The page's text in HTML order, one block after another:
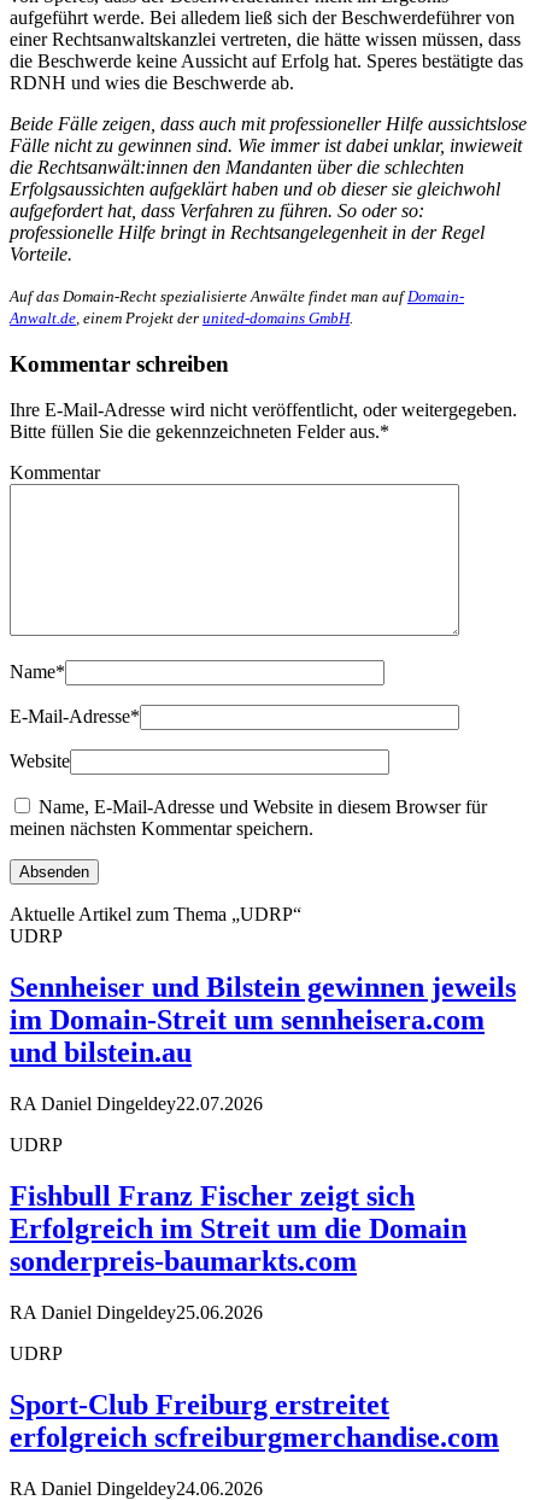
aufgeführt werde. Bei alledem ließ sich der Beschwerdeführer von
einer Rechtsanwaltskanzlei vertreten, die hätte wissen müssen, dass
die Beschwerde keine Aussicht auf Erfolg hat. Speres bestätigte das
RDNH und wies die Beschwerde ab.
Beide Fälle zeigen, dass auch mit professioneller Hilfe aussichtslose
Fälle nicht zu gewinnen sind. Wie immer ist dabei unklar, inwieweit
die Rechtsanwält:innen den Mandanten über die schlechten
Erfolgsaussichten aufgeklärt haben und ob dieser sie gleichwohl
aufgefordert hat, dass Verfahren zu führen. So oder so:
professionelle Hilfe bringt in Rechtsangelegenheit in der Regel
Vorteile.
Auf das Domain-Recht spezialisierte Anwälte findet man auf Domain-
Anwalt.de , einem Projekt der united-domains GmbH.
Kommentar schreiben
Ihre E-Mail-Adresse wird nicht veröffentlicht, oder weitergegeben.
Bitte füllen Sie die gekennzeichneten Felder aus.*
Kommentar
Name*
E-Mail-Adresse*
Website
Name, E-Mail-Adresse und Website in diesem Browser für
meinen nächsten Kommentar speichern.
Aktuelle Artikel zum Thema „UDRP“
UDRP
Sennheiser und Bilstein gewinnen jeweils
im Domain-Streit um sennheisera.com
und bilstein.au
RA Daniel Dingeldey22.07.2026
UDRP
Fishbull Franz Fischer zeigt sich
Erfolgreich im Streit um die Domain
sonderpreis-baumarkts.com
RA Daniel Dingeldey25.06.2026
UDRP
Sport-Club Freiburg erstreitet
erfolgreich scfreiburgmerchandise.com
RA Daniel Dingeldey24.06.2026